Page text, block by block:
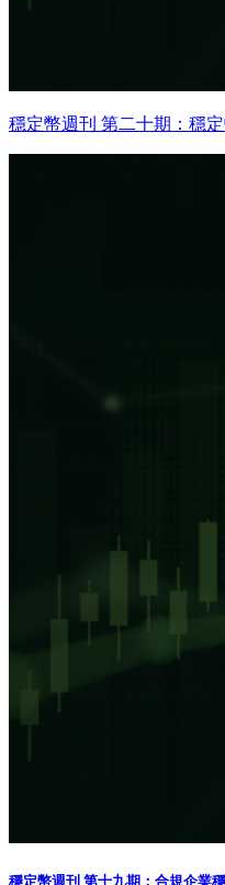
穩定幣週刊 第二十期：穩
穩定幣週刊 第十九期：合規企業